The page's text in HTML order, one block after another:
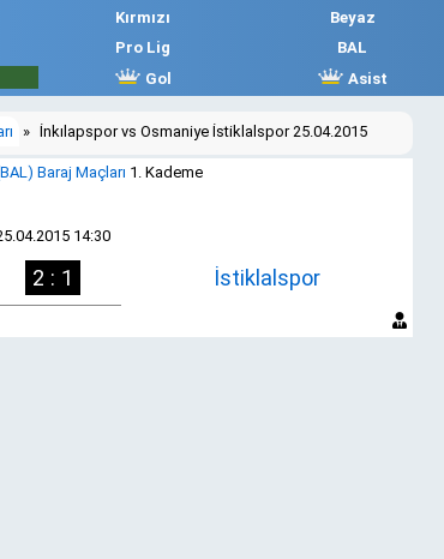
Kırmızı Beyaz
Pro Lig BAL
Gol Asist
» İnkılapspor vs Osmaniye İstiklalspor 25.04.2015
Baraj Maçları 1. Kademe
14:30
2 : 1 İstiklalspor